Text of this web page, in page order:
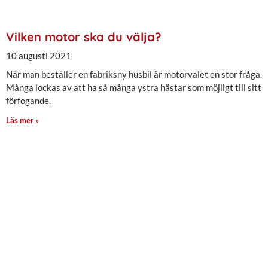
Vilken motor ska du välja?
10 augusti 2021
När man beställer en fabriksny husbil är motorvalet en stor fråga.
Många lockas av att ha så många ystra hästar som möjligt till sitt
förfogande.
Läs mer »